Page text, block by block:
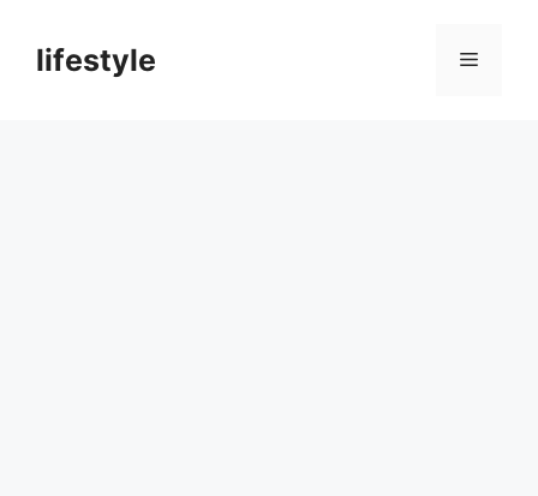
lifestyle 메